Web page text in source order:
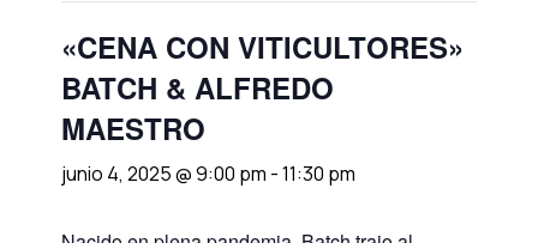
«CENA CON VITICULTORES»
BATCH & ALFREDO
MAESTRO
junio 4, 2025 @ 9:00 pm -11:30 pm